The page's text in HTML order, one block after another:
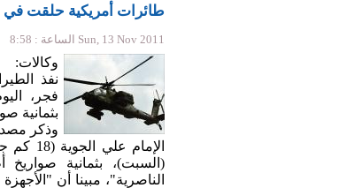
طائرات أمريكية حلقت في
Sun, 13 Nov 2011 الساعة : 8:58
وكالات:
نفذ
فجر،
بثمانية
وذكر
(السبت)، بثمانية
الناصرية"، مبينا أن